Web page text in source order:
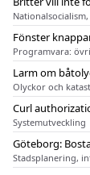
Fönster
Programvara:
Larm om
Olyckor och
Curl
Systemutveckling
Stadsplanering,